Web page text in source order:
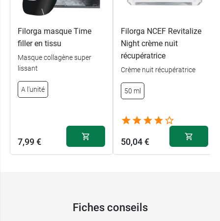
Filorga masque Time
filler en tissu
Masque collagène super
lissant
A l'unité
7,99 €
Filorga NCEF Revitalize
Night crème nuit
récupératrice
Crème nuit récupératrice
50 ml
50,04 €
Fiches conseils